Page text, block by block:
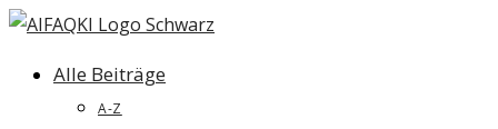
Zum
springenAlle Beiträge
A-Z